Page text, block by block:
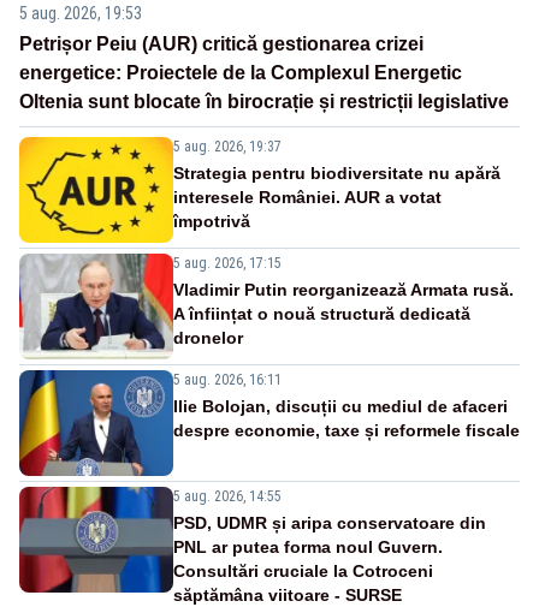
5 aug. 2026, 19:53
Petrișor Peiu (AUR) critică gestionarea crizei
energetice: Proiectele de la Complexul Energetic
Oltenia sunt blocate în birocrație și restricții legislative
5 aug. 2026, 19:37
Strategia pentru biodiversitate nu apără
interesele României. AUR a votat
împotrivă
5 aug. 2026, 17:15
Vladimir Putin reorganizează Armata rusă.
A înființat o nouă structură dedicată
dronelor
5 aug. 2026, 16:11
Ilie Bolojan, discuții cu mediul de afaceri
despre economie, taxe și reformele fiscale
5 aug. 2026, 14:55
PSD, UDMR și aripa conservatoare din
PNL ar putea forma noul Guvern.
Consultări cruciale la Cotroceni
săptămâna viitoare - SURSE